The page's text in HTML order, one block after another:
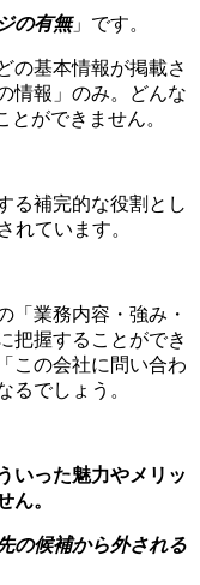
の有無」です。
の基本情報が掲載さ
情報」のみ。どんな
ができません。
る補完的な役割とし
れています。
「業務内容・強み・
把握することができ
この会社に問い合わ
るでしょう。
いった魅力やメリッ
ん。
の候補から外される